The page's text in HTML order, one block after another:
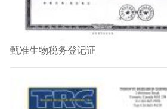
甄准生物税务登记证